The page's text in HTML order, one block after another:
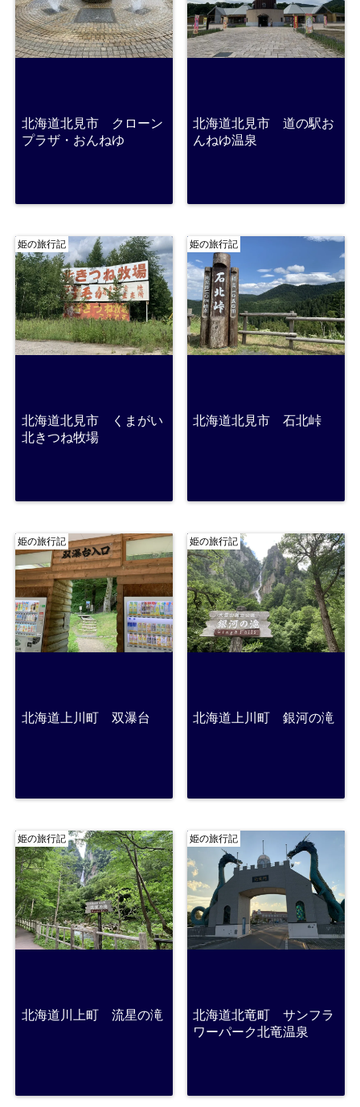
北海道北見市 クローン
プラザ・おんねゆ
北海道北見市 道の駅お
んねゆ温泉
姫の旅行記
北海道北見市 くまがい
北きつね牧場
姫の旅行記
北海道北見市 石北峠
姫の旅行記
北海道上川町 双瀑台
姫の旅行記
北海道上川町 銀河の滝
姫の旅行記
北海道川上町 流星の滝
姫の旅行記
北海道北竜町 サンフラ
ワーパーク北竜温泉